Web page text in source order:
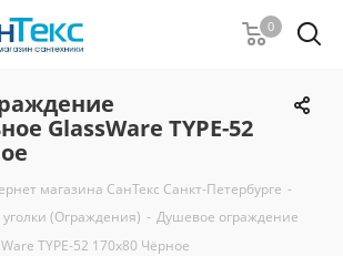
0
GlassWare TYPE-52
магазина СанТекс Санкт-Петербурге -
(Ограждения) - Душевое ограждение
TYPE-52 170x80 Чёрное